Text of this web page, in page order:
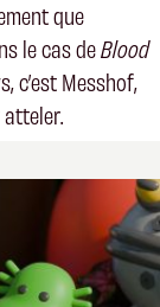
que
le cas deBlood
c’est Messhof,